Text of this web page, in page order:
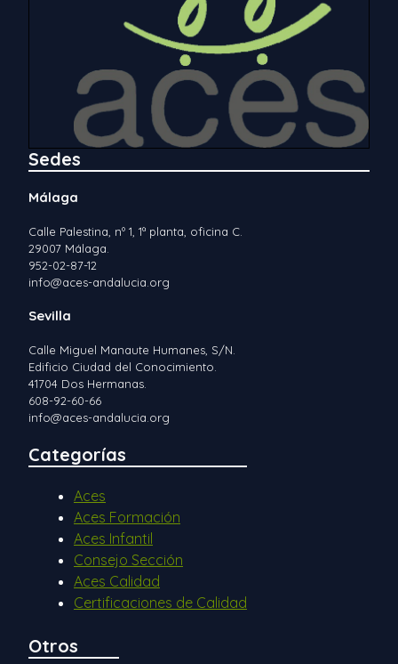
Sedes
Málaga
Calle Palestina, nº 1, 1ª planta, oficina C.
29007 Málaga.
952-02-87-12
info@aces-andalucia.org
Sevilla
Calle Miguel Manaute Humanes, S/N.
Edificio Ciudad del Conocimiento.
41704 Dos Hermanas.
608-92-60-66
info@aces-andalucia.org
Categorías
Aces
Aces Formación
Aces Infantil
Consejo Sección
Aces Calidad
Certificaciones de Calidad
Otros